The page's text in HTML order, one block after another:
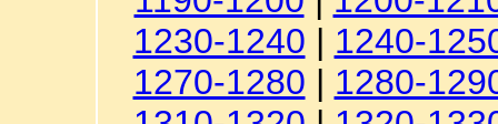
1230-1240 | 1240-
1270-1280 | 1280-